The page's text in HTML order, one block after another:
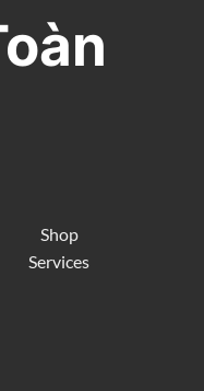
Shop
Services